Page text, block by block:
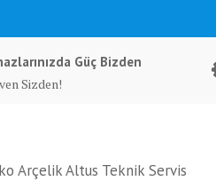
Güç Bizden
Sizden!
Arçelik Altus Teknik Servis